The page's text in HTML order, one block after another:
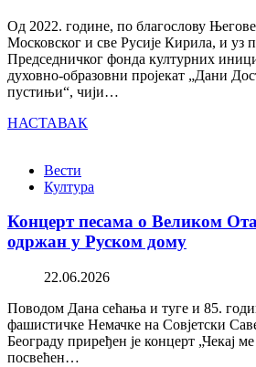
Од 2022. године, по благослову
Московског и све Русије Кирила, и уз
Председничког фонда културних
духовно-образовни пројекат „Дани
пустињи“, чији…
НАСТАВАК
Вести
Култура
Концерт песама о Великом
одржан у Руском дому
22.06.2026
Поводом Дана сећања и туге и 85.
фашистичке Немачке на Совјетски
Београду приређен је концерт „Чекај
посвећен…